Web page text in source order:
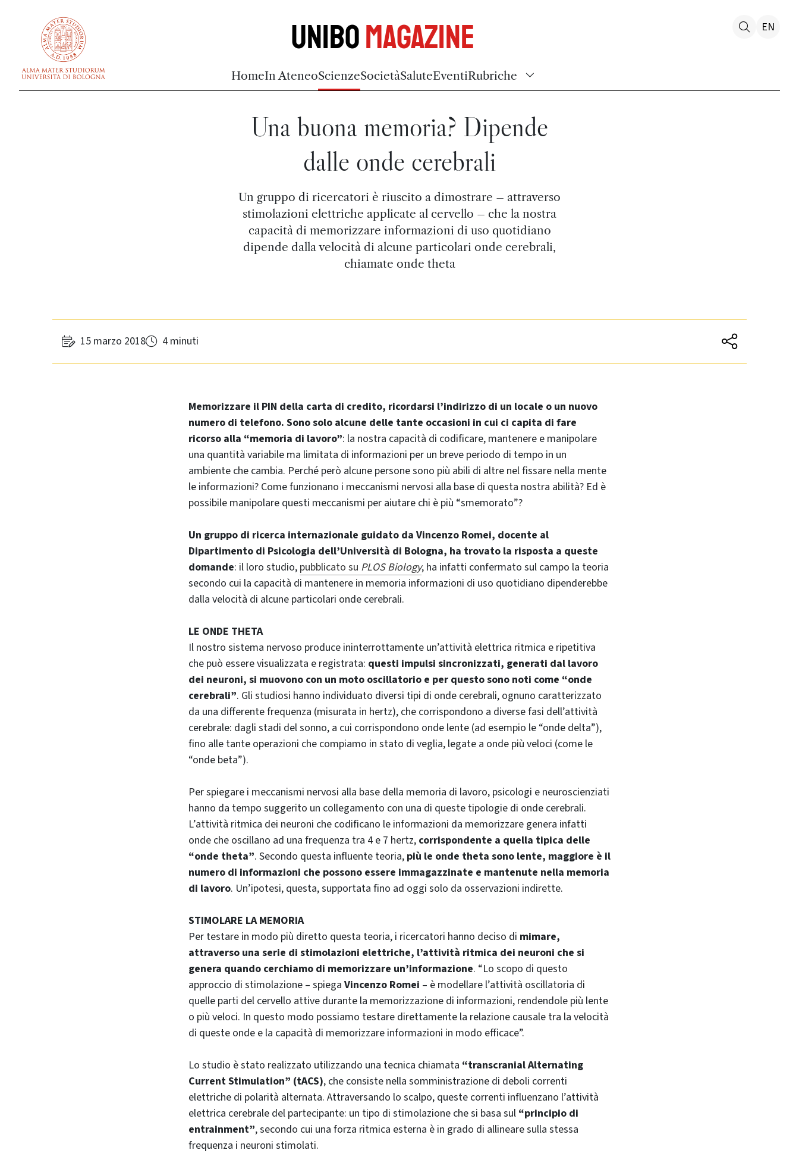
UniboMagazine
HomeIn AteneoScienzeSocietàSaluteEventiRubriche
EN
Una buona memoria? Dipende
dalle onde cerebrali
Un gruppo di ricercatori è riuscito a dimostrare – attraverso
stimolazioni elettriche applicate al cervello – che la nostra
capacità di memorizzare informazioni di uso quotidiano
dipende dalla velocità di alcune particolari onde cerebrali,
chiamate onde theta
15 marzo 2018 4 minuti
Memorizzare il PIN della carta di credito, ricordarsi l’indirizzo di un locale o un nuovo
numero di telefono. Sono solo alcune delle tante occasioni in cui ci capita di fare
ricorso alla “memoria di lavoro”: la nostra capacità di codificare, mantenere e manipolare
una quantità variabile ma limitata di informazioni per un breve periodo di tempo in un
ambiente che cambia. Perché però alcune persone sono più abili di altre nel fissare nella mente
le informazioni? Come funzionano i meccanismi nervosi alla base di questa nostra abilità? Ed è
possibile manipolare questi meccanismi per aiutare chi è più “smemorato”?
Un gruppo di ricerca internazionale guidato da Vincenzo Romei, docente al
Dipartimento di Psicologia dell’Università di Bologna, ha trovato la risposta a queste
domande: il loro studio, pubblicato su PLOS Biology, ha infatti confermato sul campo la teoria
secondo cui la capacità di mantenere in memoria informazioni di uso quotidiano dipenderebbe
dalla velocità di alcune particolari onde cerebrali.
LE ONDE THETA
Il nostro sistema nervoso produce ininterrottamente un’attività elettrica ritmica e ripetitiva
che può essere visualizzata e registrata: questi impulsi sincronizzati, generati dal lavoro
dei neuroni, si muovono con un moto oscillatorio e per questo sono noti come “onde
cerebrali”. Gli studiosi hanno individuato diversi tipi di onde cerebrali, ognuno caratterizzato
da una differente frequenza (misurata in hertz), che corrispondono a diverse fasi dell’attività
cerebrale: dagli stadi del sonno, a cui corrispondono onde lente (ad esempio le “onde delta”),
fino alle tante operazioni che compiamo in stato di veglia, legate a onde più veloci (come le
“onde beta”).
Per spiegare i meccanismi nervosi alla base della memoria di lavoro, psicologi e neuroscienziati
hanno da tempo suggerito un collegamento con una di queste tipologie di onde cerebrali.
L’attività ritmica dei neuroni che codificano le informazioni da memorizzare genera infatti
onde che oscillano ad una frequenza tra 4 e 7 hertz, corrispondente a quella tipica delle
“onde theta”. Secondo questa influente teoria, più le onde theta sono lente, maggiore è il
numero di informazioni che possono essere immagazzinate e mantenute nella memoria
di lavoro. Un’ipotesi, questa, supportata fino ad oggi solo da osservazioni indirette.
STIMOLARE LA MEMORIA
Per testare in modo più diretto questa teoria, i ricercatori hanno deciso di mimare,
attraverso una serie di stimolazioni elettriche, l’attività ritmica dei neuroni che si
genera quando cerchiamo di memorizzare un’informazione. “Lo scopo di questo
approccio di stimolazione – spiega Vincenzo Romei – è modellare l’attività oscillatoria di
quelle parti del cervello attive durante la memorizzazione di informazioni, rendendole più lente
o più veloci. In questo modo possiamo testare direttamente la relazione causale tra la velocità
di queste onde e la capacità di memorizzare informazioni in modo efficace”.
Lo studio è stato realizzato utilizzando una tecnica chiamata “transcranial Alternating
Current Stimulation” (tACS), che consiste nella somministrazione di deboli correnti
elettriche di polarità alternata. Attraversando lo scalpo, queste correnti influenzano l’attività
elettrica cerebrale del partecipante: un tipo di stimolazione che si basa sul “principio di
entrainment”, secondo cui una forza ritmica esterna è in grado di allineare sulla stessa
frequenza i neuroni stimolati.